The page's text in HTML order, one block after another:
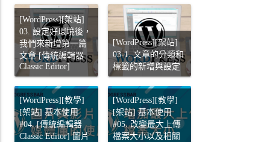
[WordPress][架站]
03. 設定好環境後，
我們來新增第一篇
文章 [傳統編輯器
Classic Editor]
[WordPress][架站]
03-1. 文章的分類和
標籤的新增與設定
[WordPress][教學]
[架站] 基本使用
#04. [傳統編輯器
Classic Editor] 圖片
[WordPress][教學]
[架站] 基本使用
#05. 改變最大上傳
檔案大小以及相關